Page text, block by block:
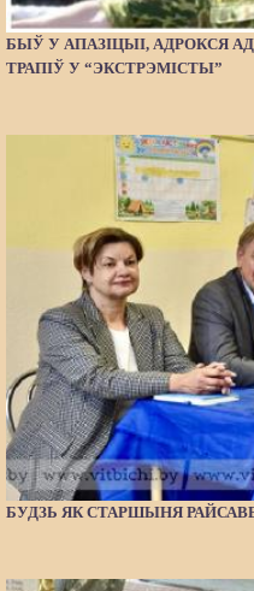
БЫЎ У АПАЗІЦЫІ, АДРОКСЯ
ТРАПІЎ У “ЭКСТРЭМІСТЫ”
БУДЗЬ ЯК СТАРШЫНЯ